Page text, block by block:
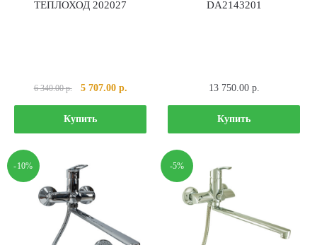
ТЕПЛОХОД 202027
6 340.00р.
Первоначальная
цена
составляла
6
5 707.00 р.Текущая
цена:
707.00 р..
Купить
DA2143201
13 750.00 р.
Купить
-10% -5%